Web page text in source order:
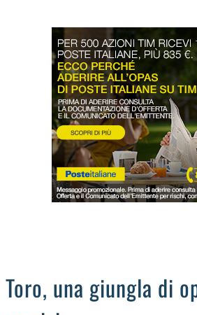
DAL TERRITORIO
OROSCOPO
LA PIAZZA
ANIMALI
OCCHIO ALLA
NECROLOGI
Toro, una giungla di